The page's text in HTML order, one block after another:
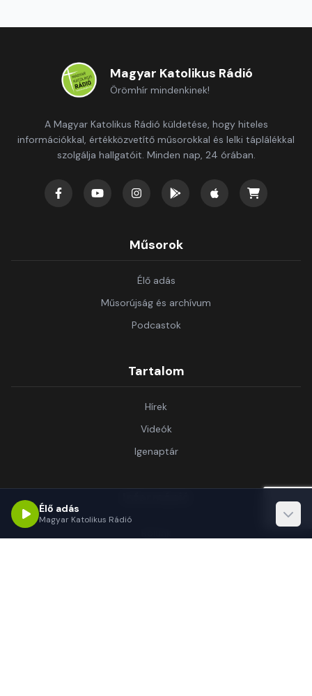
Magyar Katolikus Rádió
Örömhír mindenkinek!
A Magyar Katolikus Rádió küldetése, hogy hiteles
információkkal, értékközvetítő műsorokkal és lelki táplálékkal
szolgálja hallgatóit. Minden nap, 24 órában.
Műsorok
Élő adás
Műsorújság és archívum
Podcastok
Tartalom
Hírek
Videók
Igenaptár
Élő adás
Magyar Katolikus Rádió